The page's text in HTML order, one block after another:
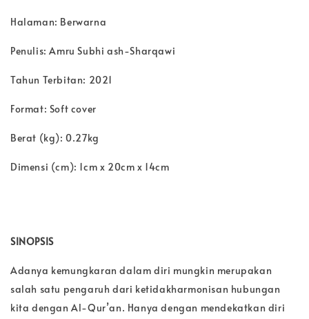
Halaman: Berwarna
Penulis: Amru Subhi ash-Sharqawi
Tahun Terbitan: 2021
Format: Soft cover
Berat (kg): 0.27kg
Dimensi (cm): 1cm x 20cm x 14cm
SINOPSIS
Adanya kemungkaran dalam diri mungkin merupakan
salah satu pengaruh dari ketidakharmonisan hubungan
kita dengan Al-Qur’an. Hanya dengan mendekatkan diri